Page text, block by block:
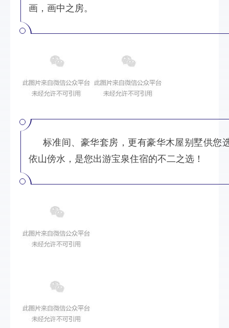
画，画中之房。
标准间、豪华套房，更有豪华木屋别墅供您
依山傍水，是您出游宝泉住宿的不二之选！